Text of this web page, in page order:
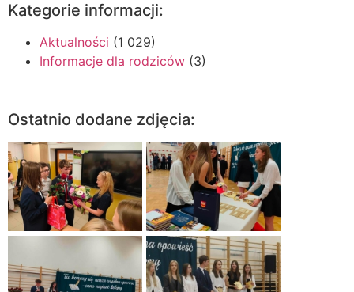
Kategorie informacji:
Aktualności (1 029)
Informacje dla rodziców (3)
Ostatnio dodane zdjęcia: